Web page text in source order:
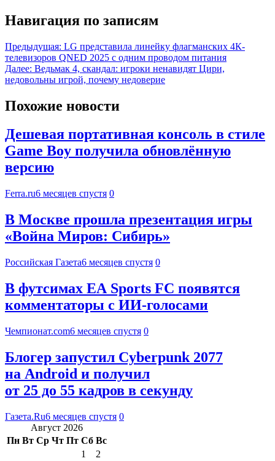
Навигация по записям
Предыдущая: LG представила линейку флагманских 4К-
телевизоров QNED 2025 с одним проводом питания
Далее: Ведьмак 4, скандал: игроки ненавидят Цири,
недовольны игрой, почему недоверие
Похожие новости
Дешевая портативная консоль в стиле
Game Boy получила обновлённую
версию
Ferra.ru6 месяцев спустя 0
В Москве прошла презентация игры
«Война Миров: Сибирь»
Российская Газета6 месяцев спустя 0
В футсимах EA Sports FC появятся
комментаторы с ИИ-голосами
Чемпионат.com6 месяцев спустя 0
Блогер запустил Cyberpunk 2077
на Android и получил
от 25 до 55 кадров в секунду
Газета.Ru6 месяцев спустя 0
Август 2026
Пн Вт Ср Чт Пт Сб Вс
1
2